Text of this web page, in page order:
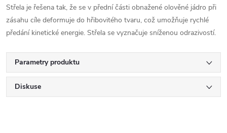
Střela je řešena tak, že se v přední části obnažené olověné jádro při
zásahu cíle deformuje do hřibovitého tvaru, což umožňuje rychlé
předání kinetické energie. Střela se vyznačuje sníženou odrazivostí.
Parametry produktu
Diskuse